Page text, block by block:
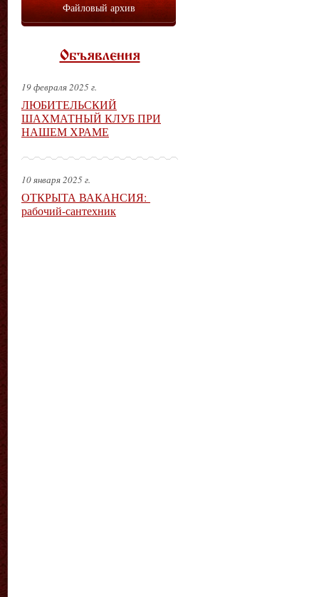
Файловый архив
Объявления
19 февраля 2025 г.
ЛЮБИТЕЛЬСКИЙ
ШАХМАТНЫЙ КЛУБ ПРИ
НАШЕМ ХРАМЕ
10 января 2025 г.
ОТКРЫТА ВАКАНСИЯ:
рабочий-сантехник